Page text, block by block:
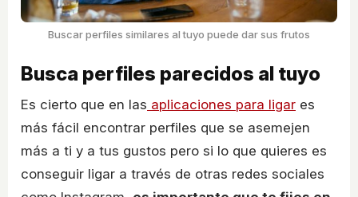
Buscar perfiles similares al tuyo puede dar sus frutos
Busca perfiles parecidos al tuyo
Es cierto que en las aplicaciones para ligar es
más fácil encontrar perfiles que se asemejen
más a ti y a tus gustos pero si lo que quieres es
conseguir ligar a través de otras redes sociales